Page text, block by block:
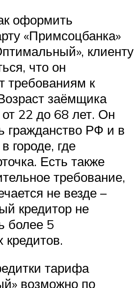
оформить
«Примсоцбанка»
клиенту
что он
требованиям к
заёмщика
22 до 68 лет. Он
гражданство РФ и в
городе, где
Есть также
требование,
не везде –
кредитор не
более 5
тарифа
возможно по